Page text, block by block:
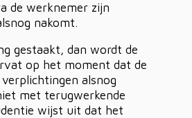
de werknemer zijn
nakomt.
gestaakt, dan wordt de
op het moment dat de
alsnog
met terugwerkende
wijst uit dat het